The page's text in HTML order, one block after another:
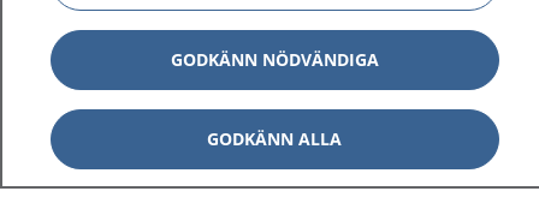
1177 på flera språk Show
Om 1177 Show
GODKÄNN NÖDVÄNDIGA
GODKÄNN ALLA